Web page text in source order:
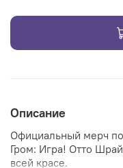
Описание
Официальный мерч
Гром: Игра! Отто
всей красе.